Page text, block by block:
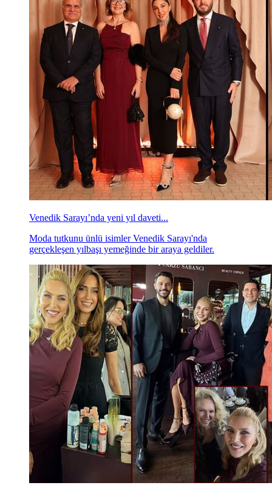
Venedik Sarayı’nda yeni yıl daveti...
Moda tutkunu ünlü isimler Venedik Sarayı'nda
gerçekleşen yılbaşı yemeğinde bir araya geldiler.